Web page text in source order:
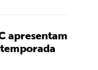
apresentam